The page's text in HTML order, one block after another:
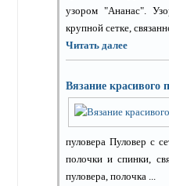
узором "Ананас".
крупной сетке,
Читать далее
Вязание красивого
пуловера Пуловер с
полочки и спинки,
пуловера, полочка ...